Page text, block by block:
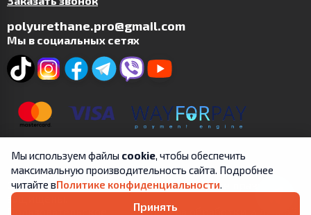
polyurethane.pro@gmail.com
Мы в социальных сетях
Copyright © 2019-2025 | ФЛП Цит А.В. | Все права
защищены.
Правила обработки и личной
Мы используем файлы cookie, чтобы обеспечить
максимальную производительность сайта. Подробнее
читайте вПолитике конфиденциальности.
Принять